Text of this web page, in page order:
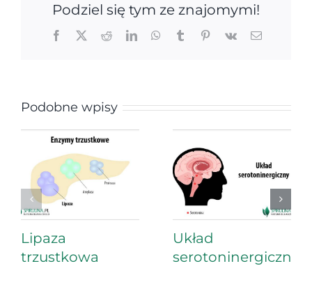
Podziel się tym ze znajomymi!
Facebook
X RedditLinkedInWhatsApp
TumblrPinterest
Vk Email
Podobne wpisy
Lipaza
trzustkowa
Układ
serotoninergiczny